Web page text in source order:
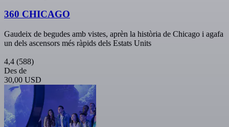
360 CHICAGO
Gaudeix de begudes amb vistes, aprèn la història de Chicago i agafa
un dels ascensors més ràpids dels Estats Units
4,4 (588)
Des de
30,00 USD